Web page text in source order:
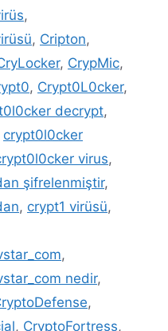
,
, Cripton,
, CrypMic,
, Crypt0L0cker,
decrypt,
crypt0l0cker
virus,
şifrelenmiştir,
, crypt1 virüsü,
,
nedir,
,
, CryptoFortress,